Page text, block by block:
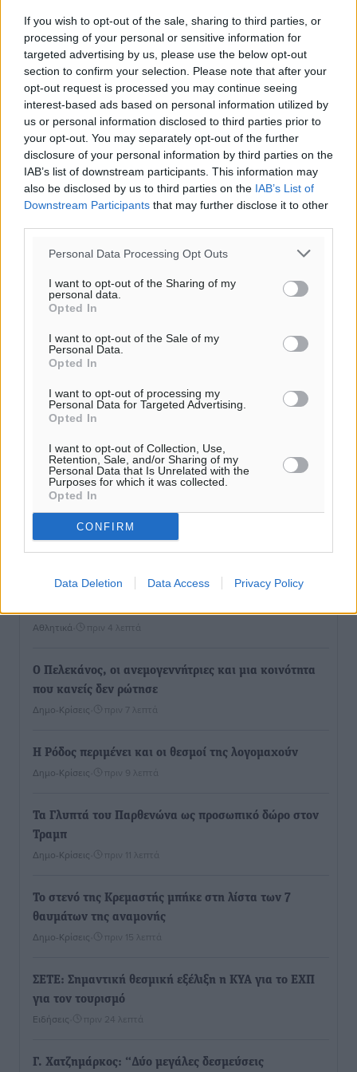
If you wish to opt-out of the sale, sharing to third parties, or
processing of your personal or sensitive information for
targeted advertising by us, please use the below opt-out
section to confirm your selection. Please note that after your
opt-out request is processed you may continue seeing
interest-based ads based on personal information utilized by
us or personal information disclosed to third parties prior to
your opt-out. You may separately opt-out of the further
disclosure of your personal information by third parties on the
IAB’s list of downstream participants. This information may
also be disclosed by us to third parties on the IAB’s List of
Downstream Participants that may further disclose it to other
Personal Data Processing Opt Outs
I want to opt-out of the Sharing of my
personal data.
Opted In
I want to opt-out of the Sale of my
Personal Data.
Opted In
I want to opt-out of processing my
Personal Data for Targeted Advertising.
Opted In
I want to opt-out of Collection, Use,
Retention, Sale, and/or Sharing of my
Personal Data that Is Unrelated with the
Purposes for which it was collected.
Opted In
CONFIRM
Data Deletion Data Access Privacy Policy
Ροή ειδήσεων
Αθλητικά πριν 4 λεπτά
Ο Πελεκάνος, οι ανεμογεννήτριες και μια κοινότητα
που κανείς δεν ρώτησε
Δημο-Κρίσεις πριν 7 λεπτά
Η Ρόδος περιμένει και οι θεσμοί της λογομαχούν
Δημο-Κρίσεις πριν 9 λεπτά
Τα Γλυπτά του Παρθενώνα ως προσωπικό δώρο στον
Τραμπ
Δημο-Κρίσεις πριν 11 λεπτά
Το στενό της Κρεμαστής μπήκε στη λίστα των 7
θαυμάτων της αναμονής
Δημο-Κρίσεις πριν 15 λεπτά
ΣΕΤΕ: Σημαντική θεσμική εξέλιξη η ΚΥΑ για το ΕΧΠ
για τον τουρισμό
Ειδήσεις πριν 24 λεπτά
Γ. Χατζημάρκος: “Δύο μεγάλες δεσμεύσεις